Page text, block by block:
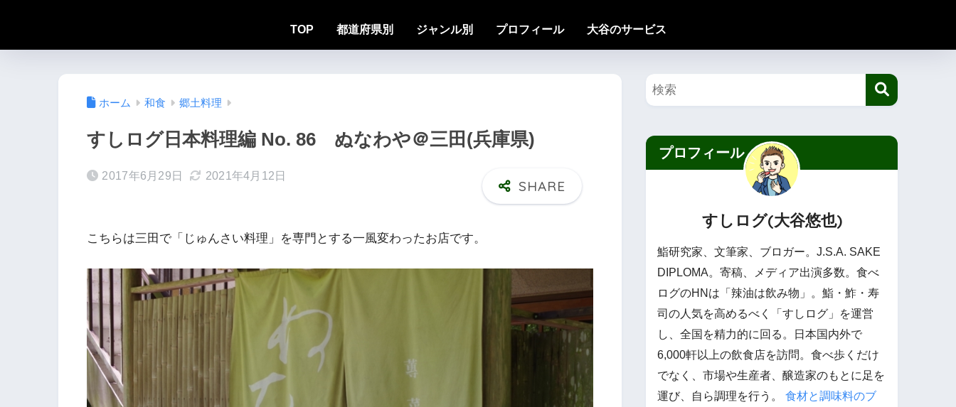
TOP 都道府県別 ジャンル別 プロフィール 大谷のサービス
ホーム 和食 郷土料理
すしログ日本料理編 No. 86 ぬなわや＠三田(兵庫県)
2017年6月29日 2021年4月12日
こちらは三田で「じゅんさい料理」を専門とする一風変わったお店です。
プロフィール
すしログ(大谷悠也)
鮨研究家、文筆家、ブロガー。J.S.A. SAKE
DIPLOMA。寄稿、メディア出演多数。食べ
ログのHNは「辣油は飲み物」。鮨・鮓・寿
司の人気を高めるべく「すしログ」を運営
し、全国を精力的に回る。日本国内外で
6,000軒以上の飲食店を訪問。食べ歩くだけ
でなく、市場や生産者、醸造家のもとに足を
運び、自ら調理を行う。 食材と調味料のブ